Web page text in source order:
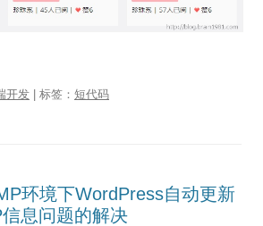
开发 | 标签： 短代码
环境下WordPress自动更新
息问题的解决